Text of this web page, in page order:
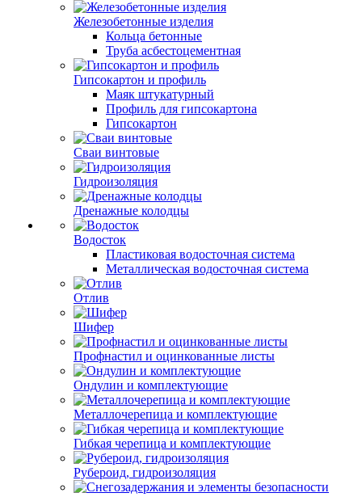
Железобетонные изделия
Кольца бетонные
Труба асбестоцементная
Гипсокартон и профиль
Маяк штукатурный
Профиль для гипсокартона
Гипсокартон
Сваи винтовые
Гидроизоляция
Дренажные колодцы
Водосток
Пластиковая водосточная система
Металлическая водосточная система
Отлив
Шифер
Профнастил и оцинкованные листы
Ондулин и комплектующие
Металлочерепица и комплектующие
Гибкая черепица и комплектующие
Рубероид, гидроизоляция